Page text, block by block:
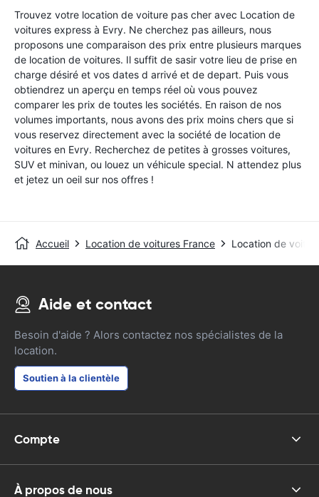
Trouvez votre location de voiture pas cher avec Location de
voitures express à Evry. Ne cherchez pas ailleurs, nous
proposons une comparaison des prix entre plusieurs marques
de location de voitures. Il suffit de sasir votre lieu de prise en
charge désiré et vos dates d arrivé et de depart. Puis vous
obtiendrez un aperçu en temps réel où vous pouvez
comparer les prix de toutes les sociétés. En raison de nos
volumes importants, nous avons des prix moins chers que si
vous reservez directement avec la société de location de
voitures en Evry. Recherchez de petites à grosses voitures,
SUV et minivan, ou louez un véhicule special. N attendez plus
et jetez un oeil sur nos offres !
Accueil Location de voitures France Location de
Aide et contact
Besoin d'aide ? Alors contactez nos spécialistes de la
location.
Soutien à la clientèle
Compte
À propos de nous